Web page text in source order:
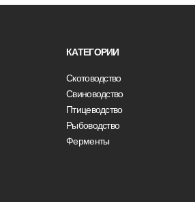
Скотоводство
Свиноводство
Птицеводство
Рыбоводство
Ферменты
КАТЕГОРИИ